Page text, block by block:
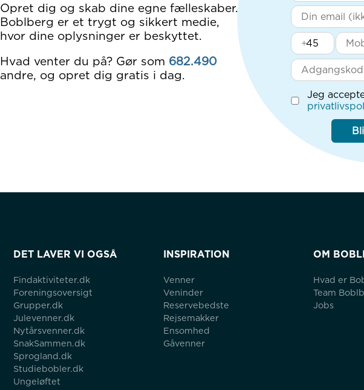
Opret dig og skab dine egne fælleskaber.
Boblberg er et trygt og sikkert medie,
hvor dine oplysninger er beskyttet.
Hvad venter du på? Gør som 682.490
andre, og opret dig gratis i dag.
+
Jeg
DET LAVER VI OGSÅ
Findaktiviteter.dk
Foreningsoversigt
Grupper.dk
Julevenner.dk
Nytårsvenner.dk
SnakSammen.dk
Sprogland.dk
Studiebobler.dk
Ungeløftet
INSPIRATION
Venner
Veninder
Reservebedste
Rejsemakker
Ensomhed
Gåvenner
OM
Hvad er
Team
Jobs